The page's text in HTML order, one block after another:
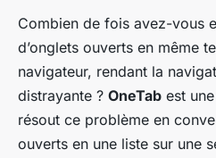
Combien de fois avez-vous
d’onglets ouverts en même
navigateur, rendant la
distrayante ? OneTab est
résout ce problème en
ouverts en une liste sur une